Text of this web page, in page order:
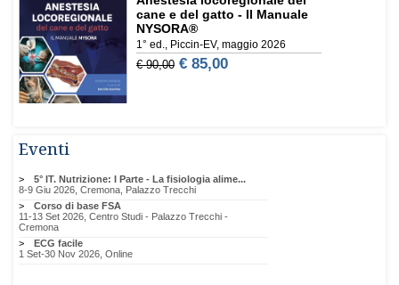
Eventi